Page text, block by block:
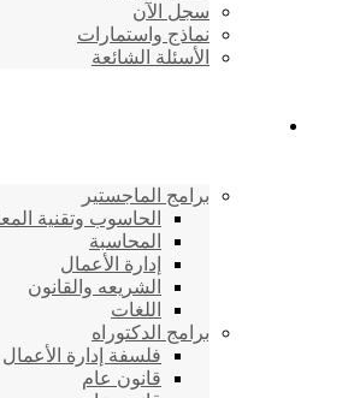
سجل الآن
نماذج واستمارات
الأسئلة الشائعة
برامج الماجستير
الحاسوب وتقنية
المحاسبة
إدارة الأعمال
الشريعه والقانون
اللغات
برامج الدكتوراه
فلسفة إدارة الأعمال
قانون عام